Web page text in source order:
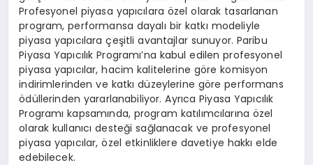
Profesyonel piyasa yapıcılara özel olarak tasarlanan
program, performansa dayalı bir katkı modeliyle
piyasa yapıcılara çeşitli avantajlar sunuyor. Paribu
Piyasa Yapıcılık Programı’na kabul edilen profesyonel
piyasa yapıcılar, hacim kalitelerine göre komisyon
indirimlerinden ve katkı düzeylerine göre performans
ödüllerinden yararlanabiliyor. Ayrıca Piyasa Yapıcılık
Programı kapsamında, program katılımcılarına özel
olarak kullanıcı desteği sağlanacak ve profesyonel
piyasa yapıcılar, özel etkinliklere davetiye hakkı elde
edebilecek.